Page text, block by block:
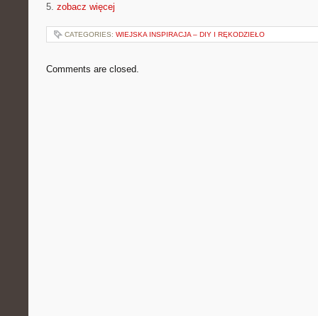
5. zobacz więcej
CATEGORIES: WIEJSKA INSPIRACJA – DIY I RĘKODZIEŁO
Comments are closed.